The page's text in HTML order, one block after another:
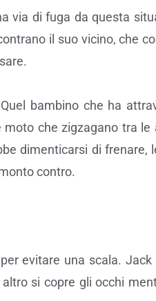
via di fuga da questa
il suo vicino, che
bambino che ha
che zigzagano tra le
dimenticarsi di frenare,
contro.
evitare una scala. Jack
si copre gli occhi